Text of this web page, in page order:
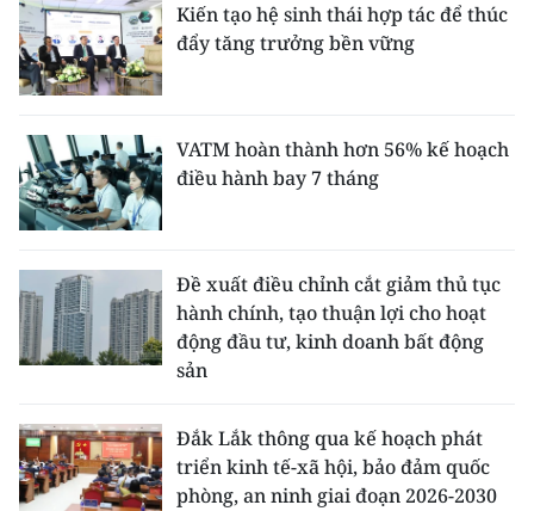
Kiến tạo hệ sinh thái hợp tác để thúc
đẩy tăng trưởng bền vững
VATM hoàn thành hơn 56% kế hoạch
điều hành bay 7 tháng
Đề xuất điều chỉnh cắt giảm thủ tục
hành chính, tạo thuận lợi cho hoạt
động đầu tư, kinh doanh bất động
sản
Đắk Lắk thông qua kế hoạch phát
triển kinh tế-xã hội, bảo đảm quốc
phòng, an ninh giai đoạn 2026-2030